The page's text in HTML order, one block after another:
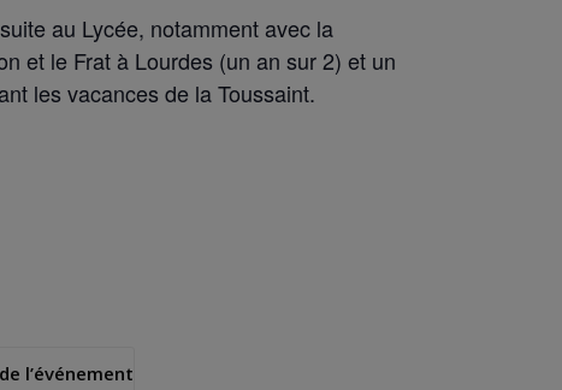
au Lycée, notamment avec la
et le Frat à Lourdes (un an sur 2) et un
les vacances de la Toussaint.
l’événement